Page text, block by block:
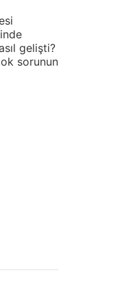
gelişti?
sorunun